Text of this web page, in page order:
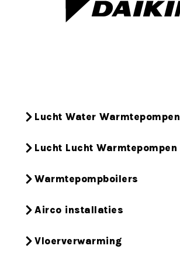
Lucht Water Warmtepompen
Lucht Lucht Warmtepompen
Warmtepompboilers
Airco installaties
Vloerverwarming